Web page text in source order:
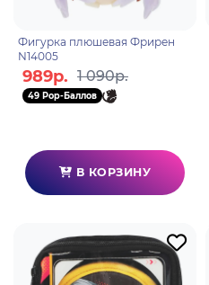
Фигурка плюшевая Фрирен
N14005
989р. 1 090р.
49 Pop-Баллов
В КОРЗИНУ